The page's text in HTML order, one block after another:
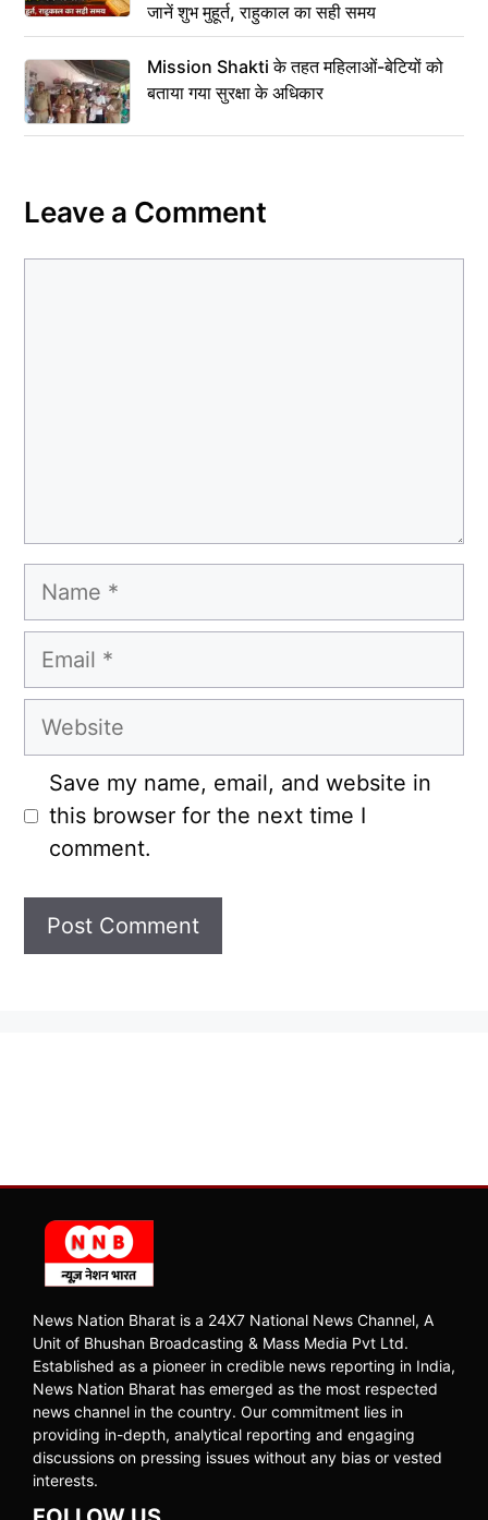
जानें शुभ मुहूर्त, राहुकाल का सही समय
Mission Shakti के तहत महिलाओं-बेटियों को
बताया गया सुरक्षा के अधिकार
Leave a Comment
Name
Email
Website
Save my name, email, and website in
this browser for the next time I
comment.
News Nation Bharat is a 24X7 National News Channel, A
Unit of Bhushan Broadcasting & Mass Media Pvt Ltd.
Established as a pioneer in credible news reporting in India,
News Nation Bharat has emerged as the most respected
news channel in the country. Our commitment lies in
providing in-depth, analytical reporting and engaging
discussions on pressing issues without any bias or vested
interests.